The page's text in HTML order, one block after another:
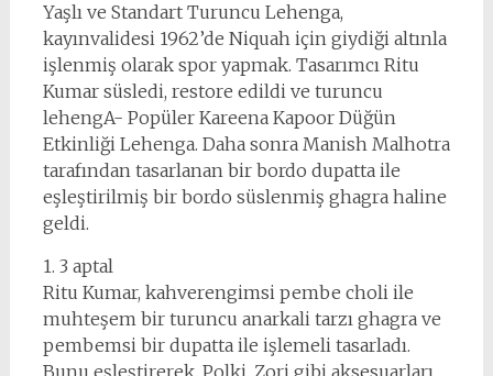
Yaşlı ve Standart Turuncu Lehenga,
kayınvalidesi 1962’de Niquah için giydiği altınla
işlenmiş olarak spor yapmak. Tasarımcı Ritu
Kumar süsledi, restore edildi ve turuncu
lehengA- Popüler Kareena Kapoor Düğün
Etkinliği Lehenga. Daha sonra Manish Malhotra
tarafından tasarlanan bir bordo dupatta ile
eşleştirilmiş bir bordo süslenmiş ghagra haline
geldi.
1. 3 aptal
Ritu Kumar, kahverengimsi pembe choli ile
muhteşem bir turuncu anarkali tarzı ghagra ve
pembemsi bir dupatta ile işlemeli tasarladı.
Bunu eşleştirerek, Polki, Zori gibi aksesuarları